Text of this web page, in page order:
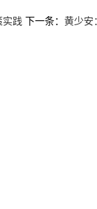
践 下一条： 黄少安